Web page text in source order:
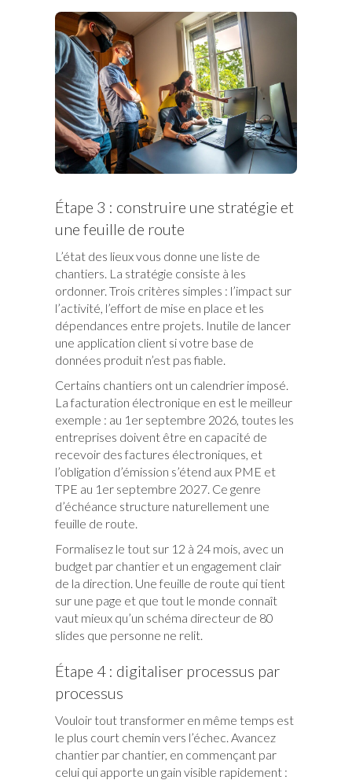
Étape 3 : construire une stratégie et
une feuille de route
L’état des lieux vous donne une liste de
chantiers. La stratégie consiste à les
ordonner. Trois critères simples : l’impact sur
l’activité, l’effort de mise en place et les
dépendances entre projets. Inutile de lancer
une application client si votre base de
données produit n’est pas fiable.
Certains chantiers ont un calendrier imposé.
La facturation électronique en est le meilleur
exemple : au 1er septembre 2026, toutes les
entreprises doivent être en capacité de
recevoir des factures électroniques, et
l’obligation d’émission s’étend aux PME et
TPE au 1er septembre 2027. Ce genre
d’échéance structure naturellement une
feuille de route.
Formalisez le tout sur 12 à 24 mois, avec un
budget par chantier et un engagement clair
de la direction. Une feuille de route qui tient
sur une page et que tout le monde connaît
vaut mieux qu’un schéma directeur de 80
slides que personne ne relit.
Étape 4 : digitaliser processus par
processus
Vouloir tout transformer en même temps est
le plus court chemin vers l’échec. Avancez
chantier par chantier, en commençant par
celui qui apporte un gain visible rapidement :